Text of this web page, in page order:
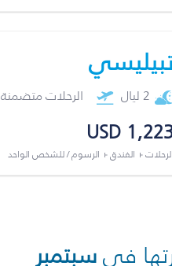
2 ليال الرحلات متضمنة
USD
الرحلات + الفندق + الرسوم / للشخص الواحد
فيسبتمبر